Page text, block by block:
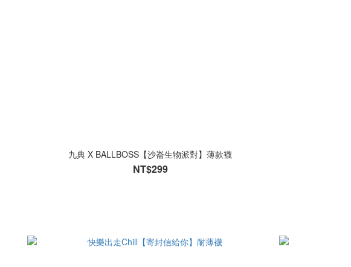
九典 X BALLBOSS【沙崙生物派對】薄款襪
NT$299